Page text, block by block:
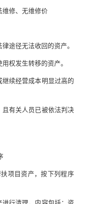
维修、无维修价
途径无法收回的资产。
权发生转移的资产。
继续经营成本明显过高的
且有关人员已被依法判决
项目资产，按下列程序